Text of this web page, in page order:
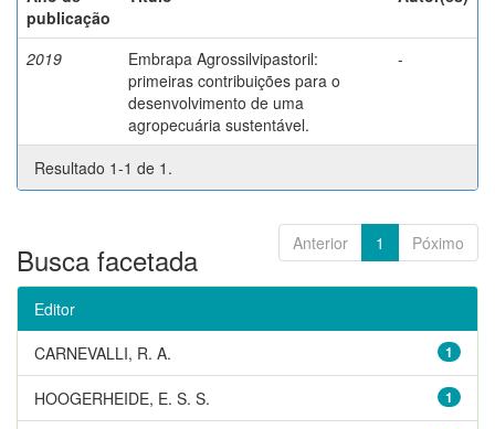
publicação
2019
Embrapa Agrossilvipastoril:
primeiras contribuições para o
desenvolvimento de uma
agropecuária sustentável.
-
Resultado 1-1 de 1.
Anterior 1 Póximo
Busca facetada
Editor
1
CARNEVALLI, R. A.
1
HOOGERHEIDE, E. S. S.